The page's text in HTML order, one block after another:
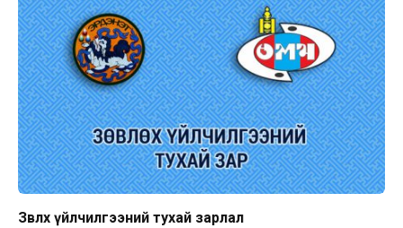
Зөвлөх үйлчилгээний тухай зарлал